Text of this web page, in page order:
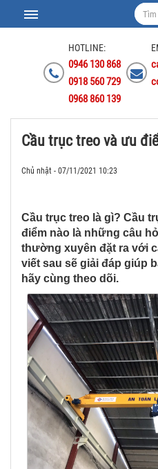
HOTLINE:
0946 130 868
0918 560 729
0968 860 139
Cầu trục treo và ưu
Chủ nhật - 07/11/2021 10:23
Cầu trục treo là gì? Cầu
điểm nào là những câu
thường xuyên đặt ra với
viết sau sẽ giải đáp giúp
hãy cùng theo dõi.